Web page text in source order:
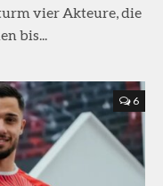
vier Akteure, die
bis...
6